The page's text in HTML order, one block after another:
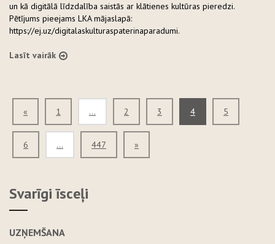
un kā digitālā līdzdalība saistās ar klātienes kultūras pieredzi.
Pētījums pieejams LKA mājaslapā:
https://ej.uz/digitalaskulturaspaterinaparadumi.
Lasīt vairāk
« 1 ... 2 3 4 5
6 ... 447 »
Svarīgi īsceļi
UZŅEMŠANA